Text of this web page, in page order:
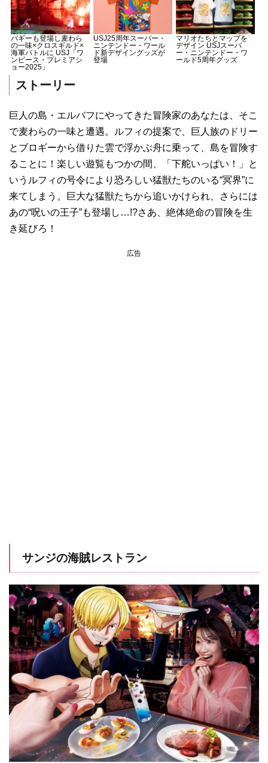
バギーも登場し麦わら
の一味×クロスギルド×
海軍バトルに USJ「ワ
ンピース・プレミアシ
ョー2025」
USJ25周年スーパー・
ニンテンドー・ワール
ド新デザイングッズが
登場
マリオたちとマップを
デザイン USJスーパ
ー・ニンテンドー・ワ
ールド5周年グッズ
ストーリー
巨人の島・エルバフにやってきた冒険家のあなたは、そこ
で麦わらの一味と遭遇。ルフィの提案で、巨人族のドリー
とブロギーから借りた雲で浮かぶ舟に乗って、島を冒険す
ることに！楽しい遊覧もつかの間、「下舵いっぱい！」と
いうルフィの号令により恐ろしい猛獣たちのいる“冥界”に
来てしまう。巨大な猛獣たちから追いかけられ、さらには
あの“呪いの王子”も登場し…!?さあ、絶体絶命の冒険を生
き延びろ！
広告
サンジの海賊レストラン